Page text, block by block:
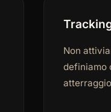
Non
definiamo